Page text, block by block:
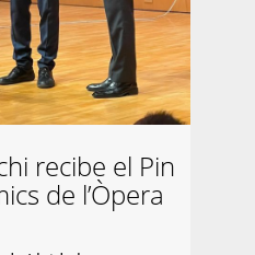
recibe el Pin
de l’Òpera